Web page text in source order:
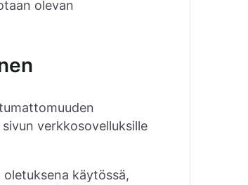
olevan
verkkosovelluksille
oletuksena käytössä,